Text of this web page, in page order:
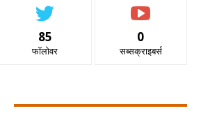
85
फॉलोवर
0
सब्सक्राइबर्स